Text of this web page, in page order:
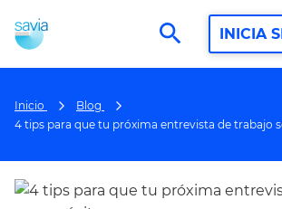
search INICIA
Inicio
Blog
4 tips para que tu próxima entrevista de trabajo